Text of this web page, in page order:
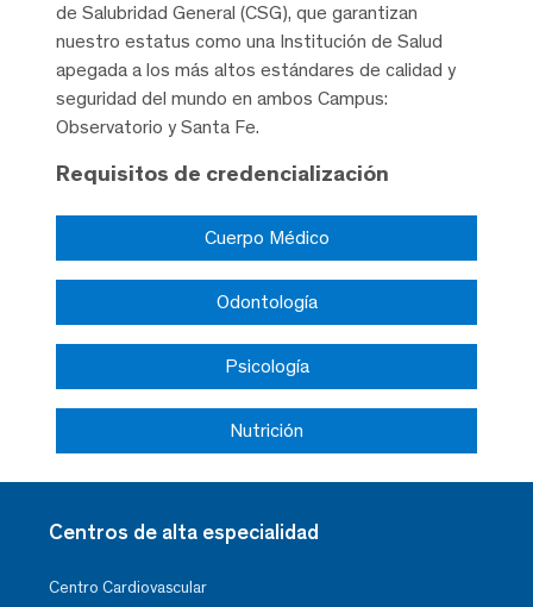
de Salubridad General (CSG), que garantizan
nuestro estatus como una Institución de Salud
apegada a los más altos estándares de calidad y
seguridad del mundo en ambos Campus:
Observatorio y Santa Fe.
Requisitos de credencialización
Cuerpo Médico
Odontología
Psicología
Nutrición
Centros de alta especialidad
Centro Cardiovascular